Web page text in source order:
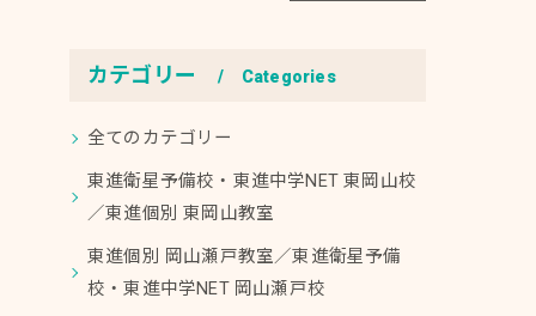
カテゴリー Categories
全てのカテゴリー
東進衛星予備校・東進中学NET 東岡山校
／東進個別 東岡山教室
東進個別 岡山瀬戸教室／東進衛星予備
校・東進中学NET 岡山瀬戸校